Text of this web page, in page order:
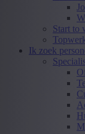
Start to
Ik zoek